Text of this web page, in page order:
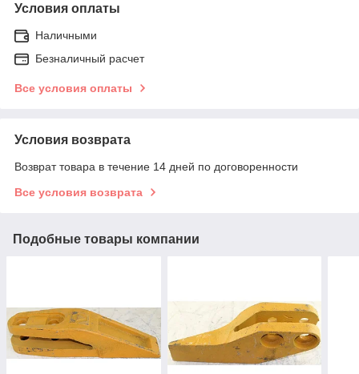
Условия оплаты
Наличными
Безналичный расчет
Все условия оплаты
Условия возврата
Возврат товара в течение 14 дней по договоренности
Все условия возврата
Подобные товары компании